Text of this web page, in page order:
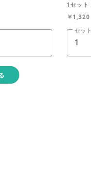
1セット
￥1,320
セッ